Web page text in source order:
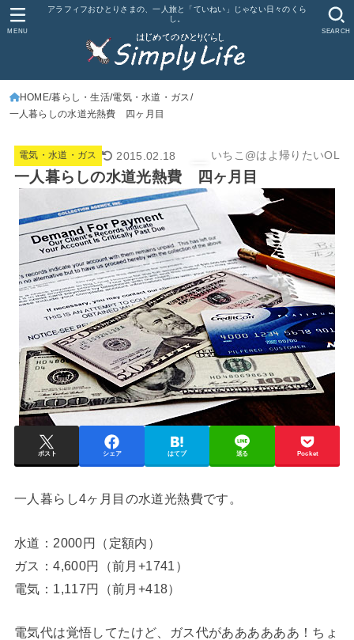
アラフィフおひとりさまの、一人旅と「ていねい」じゃない日々のくら
し。
SEARCH
MENU
HOME 暮らし・生活 電気・水道・ガス
一人暮らしの水道光熱費 四ヶ月目
電気・水道・ガス 2015.02.18 いちこ@はよ帰りたいOL
一人暮らしの水道光熱費 四ヶ月目
ポスト シェア はてブ 送る Pocket
一人暮らし4ヶ月目の水道光熱費です。
水道：2000円（定額内）
ガス：4,600円（前月+1741）
電気：1,117円（前月+418）
電気代は覚悟してたけど、ガス代がああああああ！ちょ